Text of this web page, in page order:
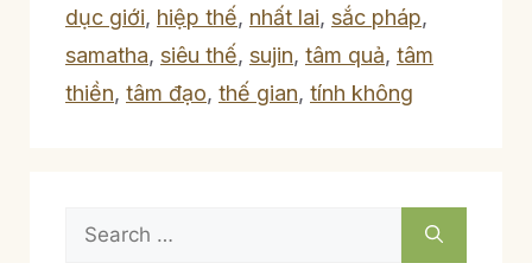
dục giới, hiệp thế, nhất lai, sắc pháp,
samatha, siêu thế, sujin, tâm quả, tâm
thiền, tâm đạo, thế gian, tính không
Search